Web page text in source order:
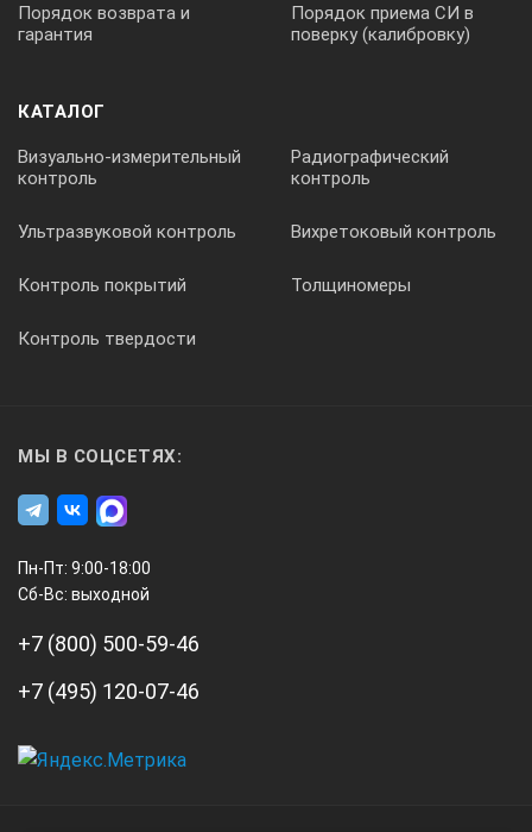
Порядок возврата и
гарантия
Порядок приема СИ в
поверку (калибровку)
КАТАЛОГ
Визуально-измерительный
контроль
Радиографический
контроль
Ультразвуковой контроль Вихретоковый контроль
Контроль покрытий Толщиномеры
Контроль твердости
МЫ В СОЦСЕТЯХ:
Пн-Пт: 9:00-18:00
Сб-Вс: выходной
+7 (800) 500-59-46
+7 (495) 120-07-46